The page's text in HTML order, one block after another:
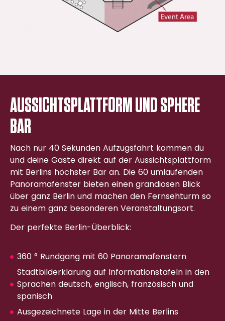
AUSSICHTSPLATTFORM UND SPHERE
BAR
Nach nur 40 Sekunden Aufzugsfahrt kommen du
und deine Gäste direkt auf der Aussichtsplattform
mit Berlins höchster Bar an. Die 60 umlaufenden
Panoramafenster bieten einen grandiosen Blick
über ganz Berlin und machen den Fernsehturm so
zu einem ganz besonderen Veranstaltungsort.
Der perfekte Berlin-Überblick:
360 ° Rundgang mit 60 Panoramafenstern
Stadtbilderklärung auf Informationstafeln in den
Sprachen deutsch, englisch, französisch und
spanisch
Ausgezeichnete Lage in der Mitte Berlins